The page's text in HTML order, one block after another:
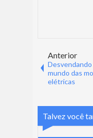
Anterior
Desvendando
mundo das
elétricas
Talvez você